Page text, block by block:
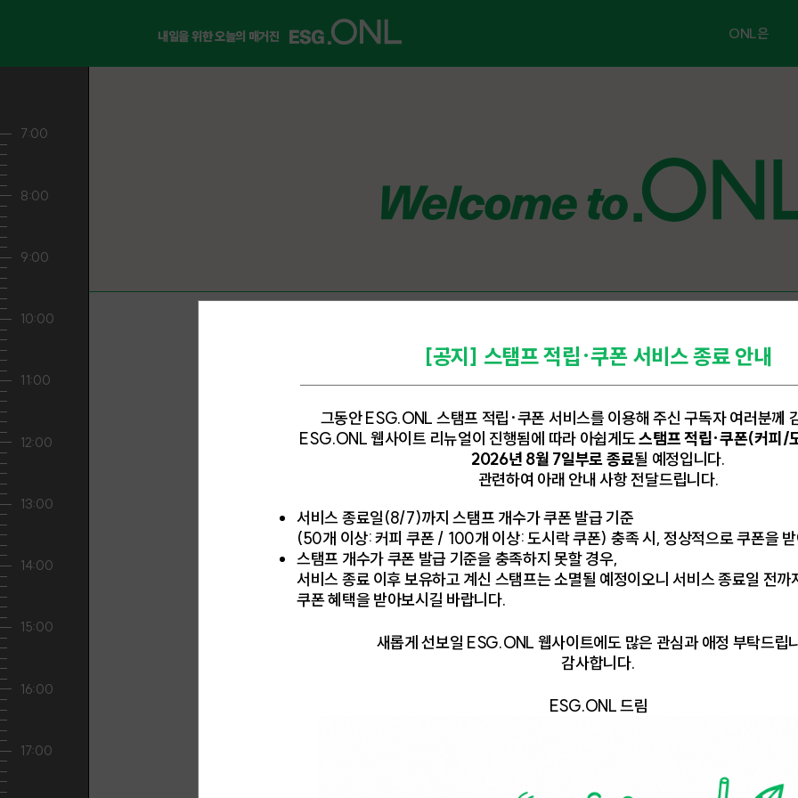
내일을 위한 오늘의 매거진 ONL은
FAQ
문의하기
멤버십 등록
아이디(이메일) 중
비밀번호
[공지] 스탬프 적립·쿠폰 서비스 종료 안내
그동안 ESG.ONL 스탬프 적립·쿠폰 서비스를 이용해 주신 구독자 여러분께
ESG.ONL 웹사이트 리뉴얼이 진행됨에 따라 아쉽게도스탬프 적립·쿠폰(커피/
2026년 8월 7일부로 종료될 예정입니다.
관련하여 아래 안내 사항 전달드립니다.
서비스 종료일(8/7)까지 스탬프 개수가 쿠폰 발급 기준
(50개 이상: 커피 쿠폰 / 100개 이상: 도시락 쿠폰) 충족 시, 정상적으로 쿠폰을
스탬프 개수가 쿠폰 발급 기준을 충족하지 못할 경우,
서비스 종료 이후 보유하고 계신 스탬프는 소멸될 예정이오니 서비스 종료일 전까
쿠폰 혜택을 받아보시길 바랍니다.
새롭게 선보일 ESG.ONL 웹사이트에도 많은 관심과 애정 부탁드립
감사합니다.
ESG.ONL 드림